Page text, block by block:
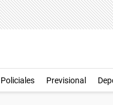
Policiales Previsional